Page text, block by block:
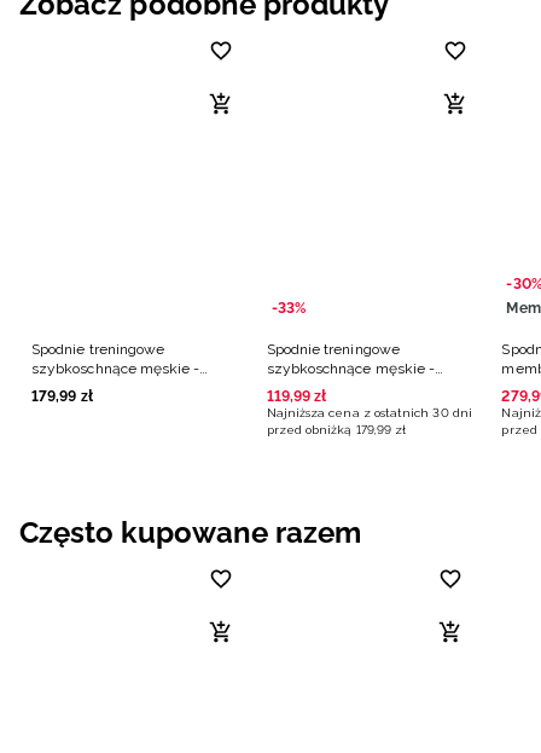
Spodnie treningowe
szybkoschnące męskie -
czarne
179,99 zł
-33%
Spodnie treningowe
szybkoschnące męskie -
czarne
119,99 zł
Najniższa cena z ostatnich 30 dni
przed obniżką 179,99 zł
-30%
279,
przed
Często kupowane razem